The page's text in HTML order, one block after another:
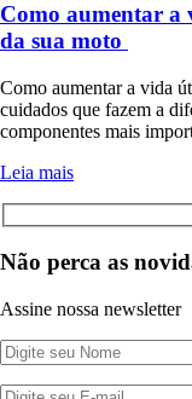
Como aumentar a
da sua moto
Como aumentar a vida
cuidados que fazem a
componentes mais
Leia mais
Não perca as
Assine nossa newsletter